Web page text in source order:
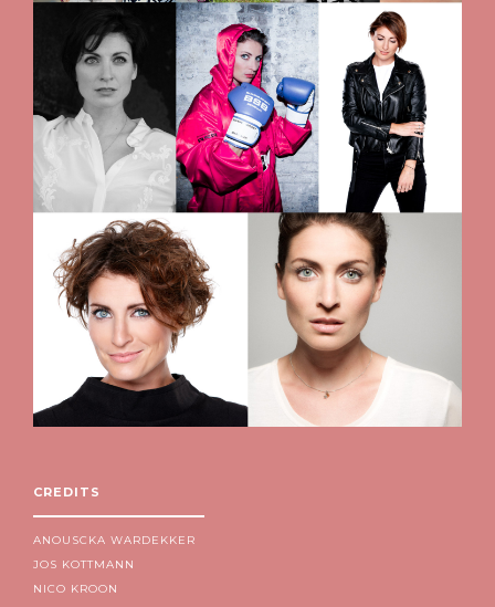
CREDITS
ANOUSCKA WARDEKKER
JOS KOTTMANN
NICO KROON